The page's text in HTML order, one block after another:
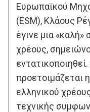
Ευρωπαϊκού
(ESM), Κλάους
έγινε μια
χρέους,
προετοιμάζεται
ελληνικού
τεχνικής